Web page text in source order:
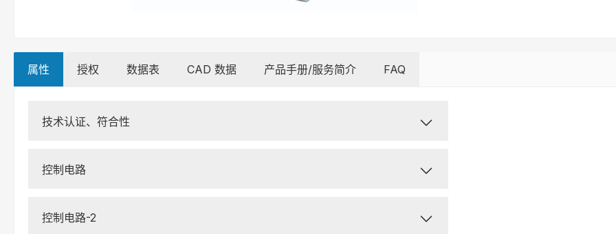
属性 授权 数据表 CAD 数据 产品手册/服务简介 FAQ
技术认证、符合性
控制电路
控制电路-2